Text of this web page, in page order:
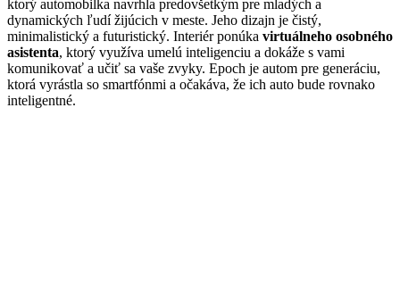
ktorý automobilka navrhla predovšetkým pre mladých a
dynamických ľudí žijúcich v meste. Jeho dizajn je čistý,
minimalistický a futuristický. Interiér ponúka virtuálneho osobného
asistenta, ktorý využíva umelú inteligenciu a dokáže s vami
komunikovať a učiť sa vaše zvyky. Epoch je autom pre generáciu,
ktorá vyrástla so smartfónmi a očakáva, že ich auto bude rovnako
inteligentné.